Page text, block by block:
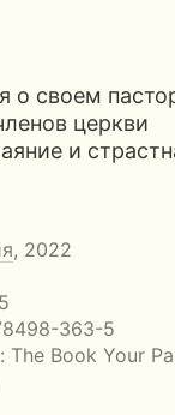
о своем
церкви
и
, 2022
363-5
The Book Your